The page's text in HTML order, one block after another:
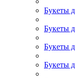
Букеты
Букеты
Букеты
Букеты